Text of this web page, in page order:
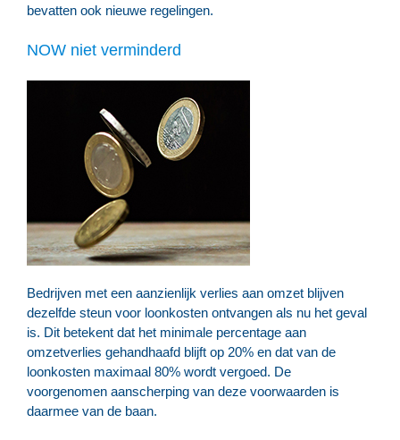
bevatten ook nieuwe regelingen.
NOW niet verminderd
Bedrijven met een aanzienlijk verlies aan omzet blijven
dezelfde steun voor loonkosten ontvangen als nu het geval
is. Dit betekent dat het minimale percentage aan
omzetverlies gehandhaafd blijft op 20% en dat van de
loonkosten maximaal 80% wordt vergoed. De
voorgenomen aanscherping van deze voorwaarden is
daarmee van de baan.